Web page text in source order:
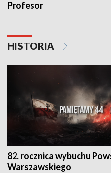
Profesor
HISTORIA
82. rocznica wybuchu
Warszawskiego